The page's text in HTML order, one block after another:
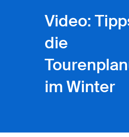
Video:
die
im Winter